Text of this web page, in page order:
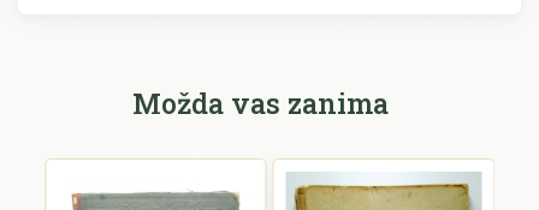
Možda vas zanima